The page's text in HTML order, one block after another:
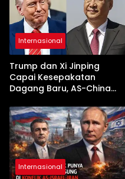
Internasional
Trump dan Xi Jinping
Capai Kesepakatan
Dagang Baru, AS-China
Jelang Kunjungan Beijing
Internasional